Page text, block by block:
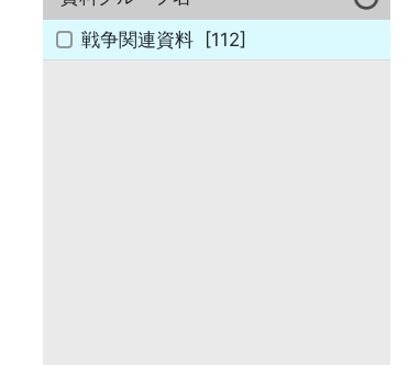
戦争関連資料 [112]